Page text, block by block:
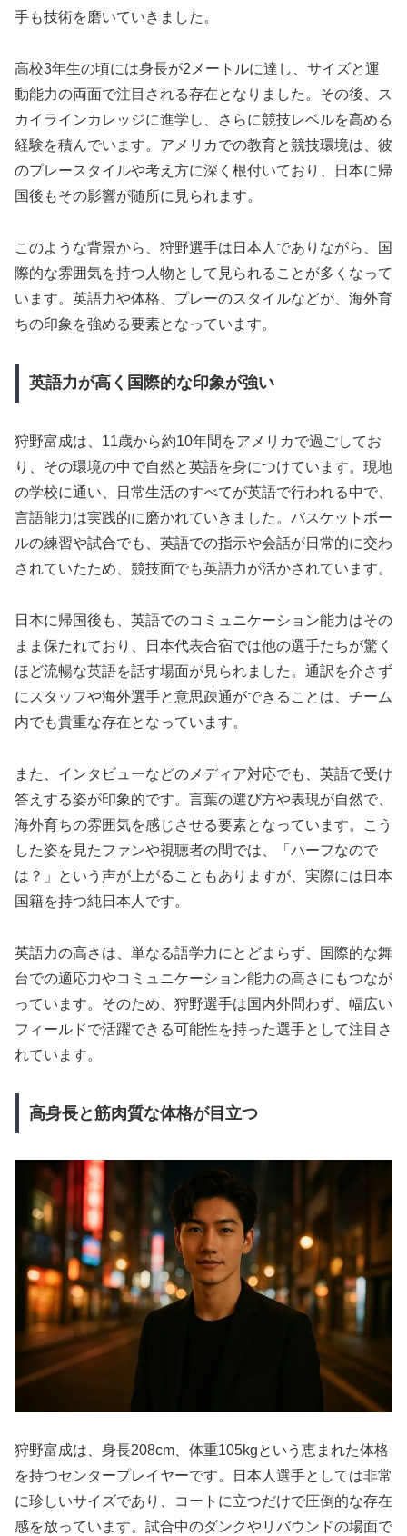
手も技術を磨いていきました。
高校3年生の頃には身長が2メートルに達し、サイズと運
動能力の両面で注目される存在となりました。その後、ス
カイラインカレッジに進学し、さらに競技レベルを高める
経験を積んでいます。アメリカでの教育と競技環境は、彼
のプレースタイルや考え方に深く根付いており、日本に帰
国後もその影響が随所に見られます。
このような背景から、狩野選手は日本人でありながら、国
際的な雰囲気を持つ人物として見られることが多くなって
います。英語力や体格、プレーのスタイルなどが、海外育
ちの印象を強める要素となっています。
英語力が高く国際的な印象が強い
狩野富成は、11歳から約10年間をアメリカで過ごしてお
り、その環境の中で自然と英語を身につけています。現地
の学校に通い、日常生活のすべてが英語で行われる中で、
言語能力は実践的に磨かれていきました。バスケットボー
ルの練習や試合でも、英語での指示や会話が日常的に交わ
されていたため、競技面でも英語力が活かされています。
日本に帰国後も、英語でのコミュニケーション能力はその
まま保たれており、日本代表合宿では他の選手たちが驚く
ほど流暢な英語を話す場面が見られました。通訳を介さず
にスタッフや海外選手と意思疎通ができることは、チーム
内でも貴重な存在となっています。
また、インタビューなどのメディア対応でも、英語で受け
答えする姿が印象的です。言葉の選び方や表現が自然で、
海外育ちの雰囲気を感じさせる要素となっています。こう
した姿を見たファンや視聴者の間では、「ハーフなので
は？」という声が上がることもありますが、実際には日本
国籍を持つ純日本人です。
英語力の高さは、単なる語学力にとどまらず、国際的な舞
台での適応力やコミュニケーション能力の高さにもつなが
っています。そのため、狩野選手は国内外問わず、幅広い
フィールドで活躍できる可能性を持った選手として注目さ
れています。
高身長と筋肉質な体格が目立つ
狩野富成は、身長208cm、体重105kgという恵まれた体格
を持つセンタープレイヤーです。日本人選手としては非常
に珍しいサイズであり、コートに立つだけで圧倒的な存在
感を放っています。試合中のダンクやリバウンドの場面で